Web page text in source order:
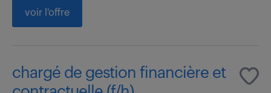
voir l'offre
chargé de gestion financière et